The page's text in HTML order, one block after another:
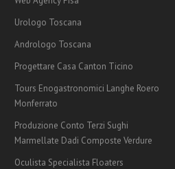
Urologo Toscana
Andrologo Toscana
Progettare Casa Canton Ticino
Tours Enogastronomici Langhe Roero
Monferrato
Produzione Conto Terzi Sughi
Marmellate Dadi Composte Verdure
Oculista Specialista Floaters